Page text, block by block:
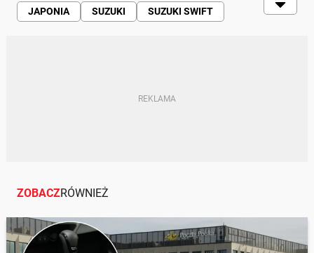
JAPONIA SUZUKI
SUZUKI SWIFT
ZOBACZRÓWNIEŻ